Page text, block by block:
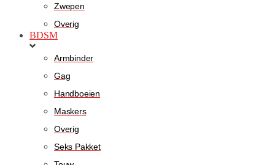
Zwepen
Overig
BDSM
Armbinder
Gag
Handboeien
Maskers
Overig
Seks Pakket